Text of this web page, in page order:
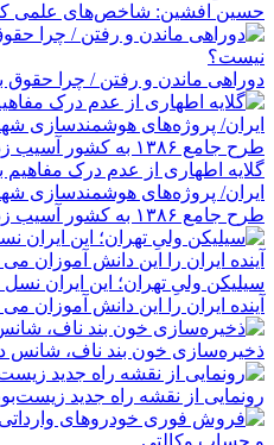
حسین افشین: شاخص‌های علمی
دوراهی ماندن و رفتن / چرا حقوق
گلایه اطهاری از عدم درک مفاهیم
ایران/ پروژه‌های هوشمندسازی
طرح جامع ۱۳۸۶ به کشور آسیب زد
آینده ایران را این دانش آموزان
ذخیره‌سازی خون بند ناف، شانس
رونمایی از نقشه راه جدید